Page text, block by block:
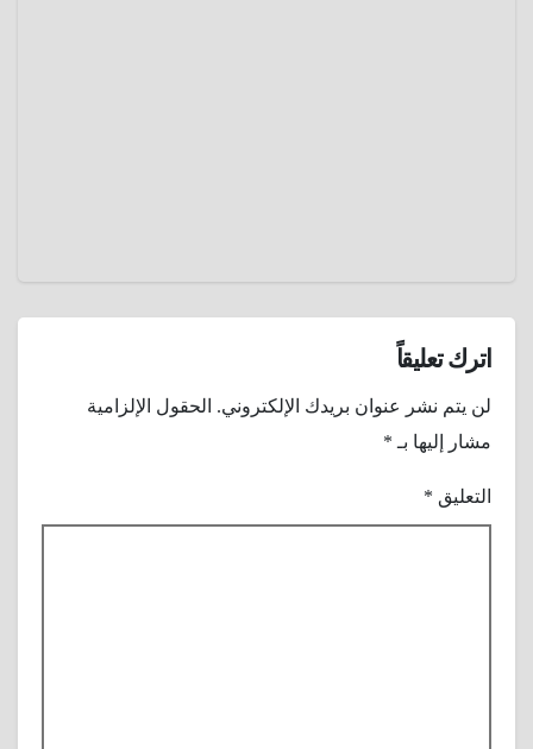
اترك تعليقاً
لن يتم نشر عنوان بريدك الإلكتروني. الحقول الإلزامية
مشار إليها بـ *
التعليق *